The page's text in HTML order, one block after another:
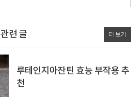
련 글 더 보기
루테인지아잔틴 효능 부작용 추
천